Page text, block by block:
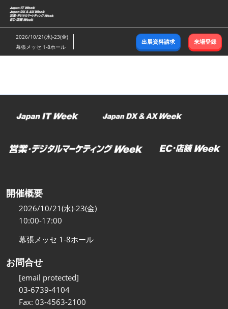
ス
キ
ッ
し
む
2026/10/21(水)-23(金)
幕張メッセ 1-8ホール
出展資料請求 来場登録
開催概要
2026/10/21(水)-23(金)
10:00-17:00
幕張メッセ 1-8ホール
お問合せ
[email protected]
03-6739-4104
Fax: 03-4563-2100